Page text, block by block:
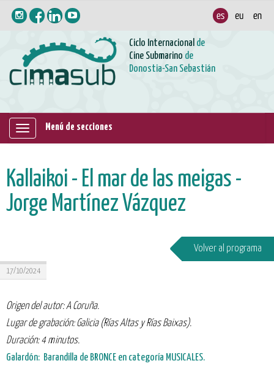
Ciclo Internacional de
Cine Submarino de
Donostia-San Sebastián
Mostrar/ocultar
Menú de secciones
Kallaikoi - El mar de las meigas -
Jorge Martínez Vázquez
Volver al programa
17/10/2024
Origen del autor: A Coruña.
Lugar de grabación: Galicia (Rías Altas y Rías Baixas).
Duración: 4 minutos.
Galardón: Barandilla de BRONCE en categoría MUSICALES.